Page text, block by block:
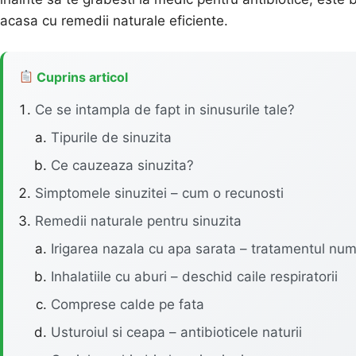
acasa cu remedii naturale eficiente.
Cuprins articol
Ce se intampla de fapt in sinusurile tale?
Tipurile de sinuzita
Ce cauzeaza sinuzita?
Simptomele sinuzitei – cum o recunosti
Remedii naturale pentru sinuzita
Irigarea nazala cu apa sarata – tratamentul
Inhalatiile cu aburi – deschid caile respiratorii
Comprese calde pe fata
Usturoiul si ceapa – antibioticele naturii